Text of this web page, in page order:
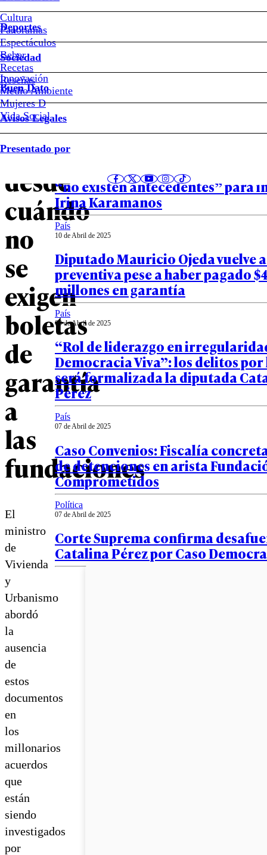
Cultura
Panoramas
Espectáculos
Beber
Recetas
Reseñas
Deportes
Sociedad
Innovación
Medio Ambiente
Mujeres D
Vida Social
Buen Dato
Avisos Legales
Presentado por
de
Vivienda
Caso
Convenios:
Montes
aclara
desde
cuándo
no
se
exigen
boletas
de
garantía
a
las
fundaciones
El
ministro
de
Vivienda
y
Urbanismo
abordó
la
ausencia
de
estos
documentos
en
los
millonarios
acuerdos
que
están
siendo
investigados
por
Notas relacionadas
10 de Abril de 2025
Caso ProCultura: Fiscalía
“no existen antecedentes” para
Irina Karamanos
País
10 de Abril de 2025
Diputado Mauricio Ojeda vuelve
preventiva pese a haber pagado
millones en garantía
País
09 de Abril de 2025
“Rol de liderazgo en
Democracia Viva”: los delitos por
será formalizada la diputada
Pérez
País
07 de Abril de 2025
Caso Convenios: Fiscalía
de detenciones en arista
Comprometidos
Política
07 de Abril de 2025
Corte Suprema confirma
Catalina Pérez por Caso